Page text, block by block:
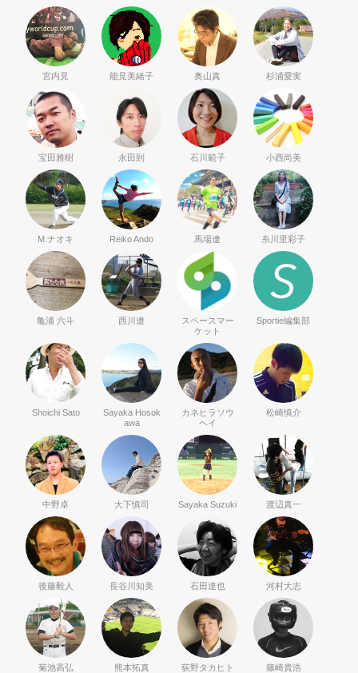
宮内見 能見美緒子 奥山真 杉浦愛実
宝田雅樹 永田到 石川範子 小西尚美
M.ナオキ Reiko Ando 馬場遼 糸川里彩子
亀浦 六斗 西川遼
スペースマー
ケット
Sportie編集部
Shoichi Sato
Sayaka Hosok
awa
カネヒラソウ
ヘイ
松崎慎介
中野卓 大下慎司 Sayaka Suzuki 渡辺真一
後藤毅人 長谷川知美 石田達也 河村大志
菊池高弘 熊本拓真 荻野タカヒト 篠崎貴浩